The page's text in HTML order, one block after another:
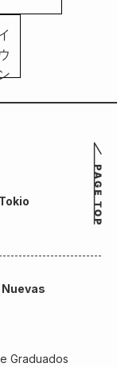
Graduados